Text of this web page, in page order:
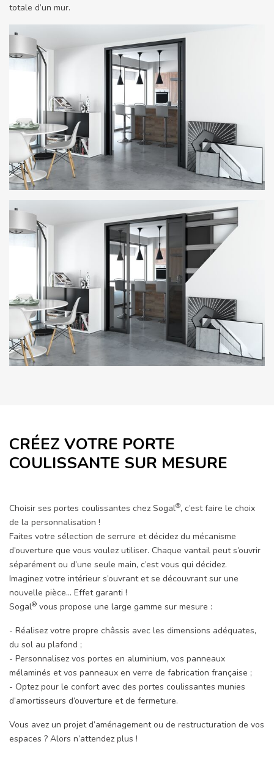
totale d’un mur.
CRÉEZ VOTRE PORTE
COULISSANTE SUR MESURE
Choisir ses portes coulissantes chez Sogal®, c’est faire le choix
de la personnalisation !
Faites votre sélection de serrure et décidez du mécanisme
d’ouverture que vous voulez utiliser. Chaque vantail peut s’ouvrir
séparément ou d’une seule main, c’est vous qui décidez.
Imaginez votre intérieur s’ouvrant et se découvrant sur une
nouvelle pièce… Effet garanti !
Sogal® vous propose une large gamme sur mesure :
- Réalisez votre propre châssis avec les dimensions adéquates,
du sol au plafond ;
- Personnalisez vos portes en aluminium, vos panneaux
mélaminés et vos panneaux en verre de fabrication française ;
- Optez pour le confort avec des portes coulissantes munies
d’amortisseurs d’ouverture et de fermeture.
Vous avez un projet d’aménagement ou de restructuration de vos
espaces ? Alors n’attendez plus !